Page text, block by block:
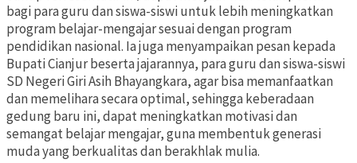
bagi para guru dan siswa-siswi untuk lebih meningkatkan
program belajar-mengajar sesuai dengan program
pendidikan nasional. Ia juga menyampaikan pesan kepada
Bupati Cianjur beserta jajarannya, para guru dan siswa-siswi
SD Negeri Giri Asih Bhayangkara, agar bisa memanfaatkan
dan memelihara secara optimal, sehingga keberadaan
gedung baru ini, dapat meningkatkan motivasi dan
semangat belajar mengajar, guna membentuk generasi
muda yang berkualitas dan berakhlak mulia.